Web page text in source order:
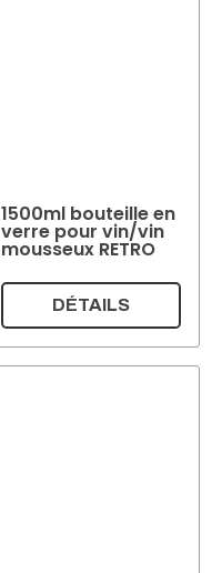
1500ml bouteille en
verre pour vin/vin
mousseux RETRO
DÉTAILS